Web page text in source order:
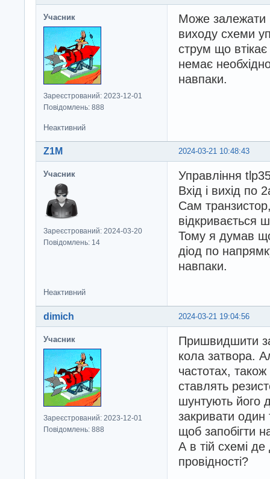
Учасник
Зареєстрований: 2023-12-01
Повідомлень: 888
Може залежати
виходу схеми
струм що
немає
навпаки.
Неактивний
2024-03-21 10:48:43
Z1M
Учасник
Зареєстрований: 2024-03-20
Повідомлень: 14
Управління
Вхід і вихід по
Сам
відкривається
Тому я думав
діод по
навпаки.
Неактивний
2024-03-21 19:04:56
dimich
Учасник
Зареєстрований: 2023-12-01
Повідомлень: 888
Пришвидшити
кола затвора.
частотах,
ставлять
шунтують його
закривати один
щоб запобігти
А в тій схемі
провідності?